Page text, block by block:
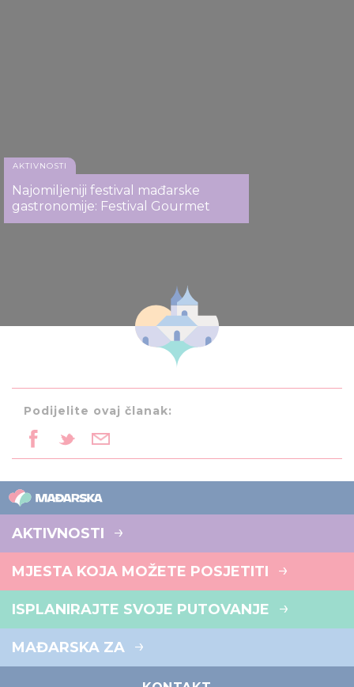
AKTIVNOSTI
Najomiljeniji festival mađarske
gastronomije: Festival Gourmet
Podijelite ovaj članak:
AKTIVNOSTI
MJESTA KOJA MOŽETE POSJETITI
ISPLANIRAJTE SVOJE PUTOVANJE
MAĐARSKA ZA